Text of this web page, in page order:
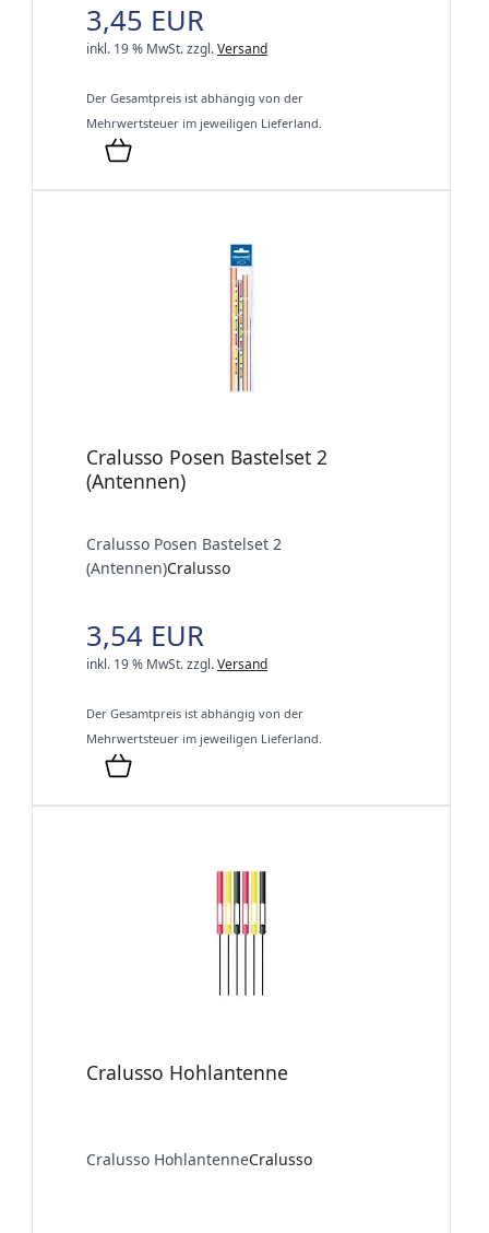
3,45 EUR
inkl. 19 % MwSt.zzgl.Versand
Der Gesamtpreis ist abhängig von der
Mehrwertsteuer im jeweiligen Lieferland.
Cralusso Posen Bastelset 2
(Antennen)
Cralusso Posen Bastelset 2
(Antennen)Cralusso
3,54 EUR
inkl. 19 % MwSt.zzgl.Versand
Der Gesamtpreis ist abhängig von der
Mehrwertsteuer im jeweiligen Lieferland.
Cralusso Hohlantenne
Cralusso HohlantenneCralusso